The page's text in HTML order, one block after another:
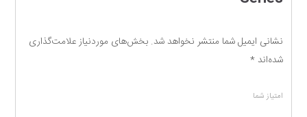
نشانی ایمیل شما منتشر نخواهد شد. بخش‌های موردنیاز علامت‌گذاری
شده‌اند*
امتیاز شما